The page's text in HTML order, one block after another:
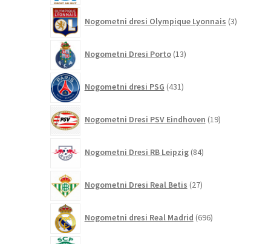
Nogometni dresi Olympique Lyonnais 3izdelki
Nogometni Dresi Porto 13izdelkov
Nogometni dresi PSG 431izdelkov
Nogometni Dresi PSV Eindhoven 19izdelkov
Nogometni Dresi RB Leipzig 84izdelkov
Nogometni Dresi Real Betis 27izdelkov
Nogometni dresi Real Madrid 696izdelkov